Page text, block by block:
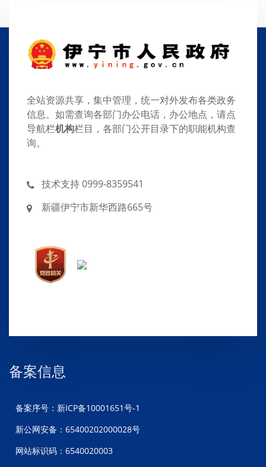
全站资源共享，集中管理，统一对外发布各类政务
信息。如需查询各部门办公电话，办公地点，请点
导航栏机构栏目，各部门公开目录下的职能机构查
询。
技术支持 0999-8359541
新疆伊宁市新华西路665号
备案信息
备案序号：新ICP备10001651号-1
新公网安备：65400202000028号
网站标识码：6540020003